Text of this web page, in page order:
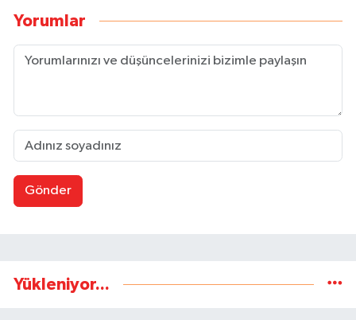
Yorumlar
Gönder
Yükleniyor...